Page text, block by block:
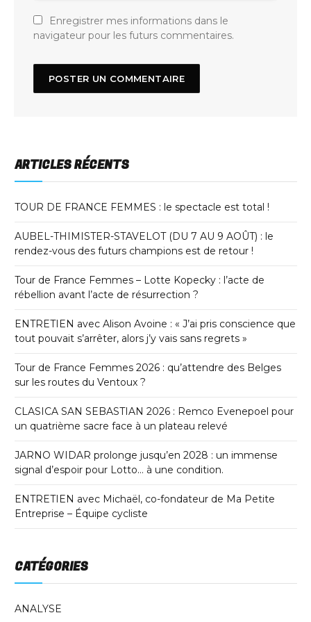
Enregistrer mes informations dans le
navigateur pour les futurs commentaires.
ARTICLES RÉCENTS
TOUR DE FRANCE FEMMES : le spectacle est total !
AUBEL-THIMISTER-STAVELOT (DU 7 AU 9 AOÛT) : le
rendez-vous des futurs champions est de retour !
Tour de France Femmes – Lotte Kopecky : l’acte de
rébellion avant l’acte de résurrection ?
ENTRETIEN avec Alison Avoine : « J’ai pris conscience que
tout pouvait s’arrêter, alors j’y vais sans regrets »
Tour de France Femmes 2026 : qu’attendre des Belges
sur les routes du Ventoux ?
CLASICA SAN SEBASTIAN 2026 : Remco Evenepoel pour
un quatrième sacre face à un plateau relevé
JARNO WIDAR prolonge jusqu’en 2028 : un immense
signal d’espoir pour Lotto… à une condition.
ENTRETIEN avec Michaël, co-fondateur de Ma Petite
Entreprise – Équipe cycliste
CATÉGORIES
ANALYSE